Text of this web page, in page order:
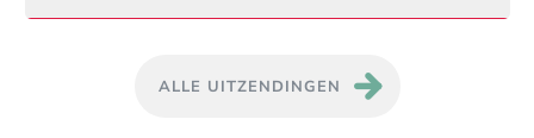
ALLE UITZENDINGEN